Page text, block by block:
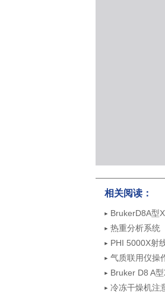
相关阅读：
BrukerD8A型
热重分析系统
PHI 5000X射
气质联用仪操
Bruker D8 A
冷冻干燥机注